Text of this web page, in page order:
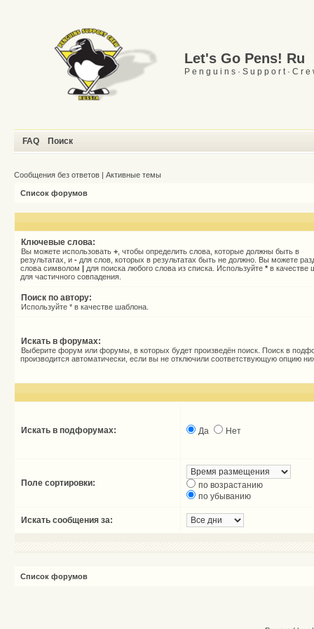
Let's Go Pens! Ru
P e n g u i n s · S u p p o r t · C r e
FAQ Поиск
Сообщения без ответов | Активные темы
Список форумов
Ключевые слова:
Вы можете использовать + , чтобы определить слова, которые должны быть в
результатах, и - для слов, которых в результатах быть не должно. Вы можете
слова символом | для поиска любого слова из списка. Используйте * в качестве
для частичного совпадения.
Поиск по автору:
Используйте * в качестве шаблона.
Искать в форумах:
Выберите форум или форумы, в которых будет произведён поиск. Поиск в
производится автоматически, если вы не отключили соответствующую опцию
Искать в подфорумах: Да Нет
Поле сортировки:
по возрастанию
по убыванию
Искать сообщения за:
Список форумов